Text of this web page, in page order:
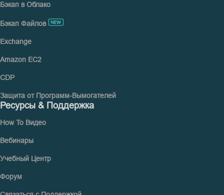
Бэкап в Облако
Бэкап Файлов
Exchange
Amazon EC2
CDP
Защита от Программ-Вымогателей
Ресурсы & Поддержка
How To Видео
Вебинары
Учебный Центр
Форум